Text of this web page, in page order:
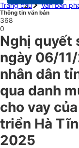
Trang chủ
Văn bản
Thông tin văn bản
368
0
Nghị quyết
ngày 06/
nhân dân
qua danh
cho vay
triển Hà
2025